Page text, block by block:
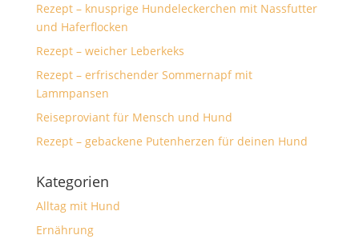
Rezept – knusprige Hundeleckerchen mit Nassfutter
und Haferflocken
Rezept – weicher Leberkeks
Rezept – erfrischender Sommernapf mit
Lammpansen
Reiseproviant für Mensch und Hund
Rezept – gebackene Putenherzen für deinen Hund
Kategorien
Alltag mit Hund
Ernährung